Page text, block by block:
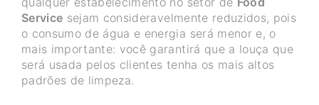
Service sejam consideravelmente reduzidos, pois
o consumo de água e energia será menor e, o
mais importante: você garantirá que a louça que
será usada pelos clientes tenha os mais altos
padrões de limpeza.